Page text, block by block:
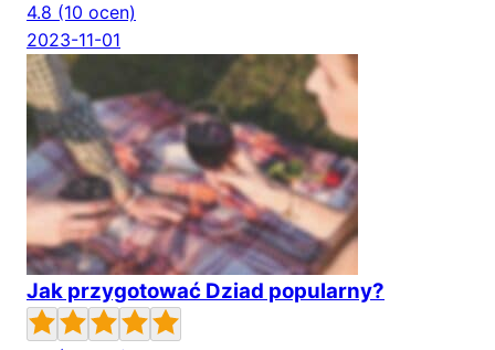
4.8 (10 ocen)
2023-11-01
Jak przygotować Dziad popularny?